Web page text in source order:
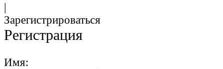
|
Зарегистрироваться
Регистрация
Имя: